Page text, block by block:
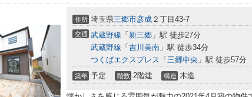
住所 埼玉県三郷市彦成 ２丁目43-7
交通 武蔵野線 「 新三郷 」駅 徒歩27分
武蔵野線 「 吉川美南 」駅 徒歩34分
つくばエクスプレス 「 三郷中央 」駅 徒歩57分
築年 予定 階数 2階建 構造 木造